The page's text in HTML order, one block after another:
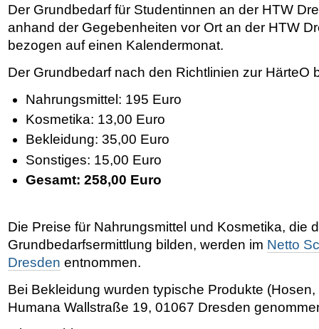
Der Grundbedarf für Studentinnen an der HTW
anhand der Gegebenheiten vor Ort an der HTW
bezogen auf einen Kalendermonat.
Der Grundbedarf nach den Richtlinien zur HärteO
Nahrungsmittel: 195 Euro
Kosmetika: 13,00 Euro
Bekleidung: 35,00 Euro
Sonstiges: 15,00 Euro
Gesamt: 258,00 Euro
Die Preise für Nahrungsmittel und Kosmetika, die
Grundbedarfsermittlung bilden, werden im Netto
Dresden entnommen.
Bei Bekleidung wurden typische Produkte
Humana Wallstraße 19, 01067 Dresden